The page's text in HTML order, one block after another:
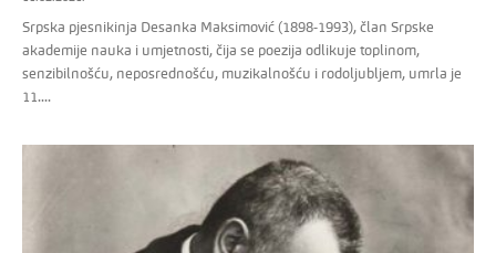
Srpska pjesnikinja Desanka Maksimović (1898-1993), član Srpske
akademije nauka i umjetnosti, čija se poezija odlikuje toplinom,
senzibilnošću, neposrednošću, muzikalnošću i rodoljubljem, umrla je
11....